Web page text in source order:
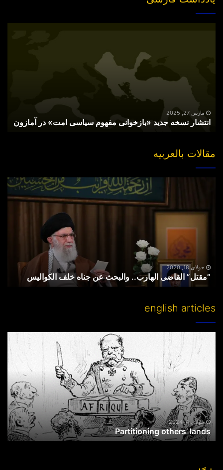
آمازونمارس 27, 2025
انتشار نسخه جدید «بازخوانی مفهوم سیاسی امت» در آمازون
مقالات بالعربیه
والبحث
جولای 18, 2020
“مقتل” القاضی الهارب.. والبحث عن جناه خلف الکوالیس
english articles
others’
جولای 4, 2024
Partitioning others’ lands